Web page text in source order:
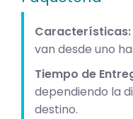
Características:
van desde uno
Tiempo de
dependiendo la
destino.